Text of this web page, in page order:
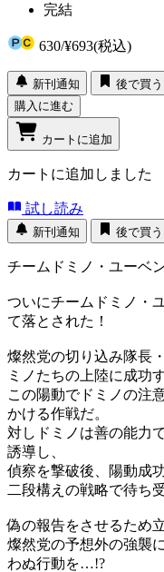
完結
630/¥693(税込)
新刊通知
後で買う
購入に進む
カートに追加
カートに追加しました
試し読み
新刊通知 後で買う
チームドミノ・ユーベ
ついにチームドミノ・
て落とされた！
燦然党の切り込み隊長
ミノたちの上陸に成功す
この陽動でドミノの注
かける作戦だ。
対しドミノは善の能力
誘導し、
偵察を撃破後、陽動成
二段構えの戦略で待ち
偽の報告をさせるため
燦然党の予想外の強襲
わぬ行動を…!?